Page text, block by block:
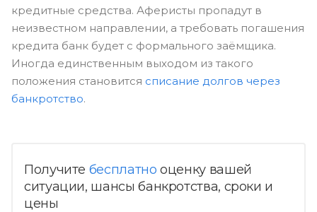
кредитные средства. Аферисты пропадут в
неизвестном направлении, а требовать погашения
кредита банк будет с формального заёмщика.
Иногда единственным выходом из такого
положения становится списание долгов через
банкротство.
Получите бесплатно оценку вашей
ситуации, шансы банкротства, сроки и
цены